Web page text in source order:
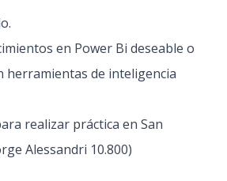
en Power Bi deseable o
herramientas de inteligencia
realizar práctica en San
Alessandri 10.800)